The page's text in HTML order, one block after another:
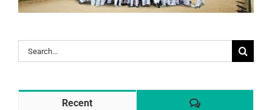
Search
for:
Recent Comentaris